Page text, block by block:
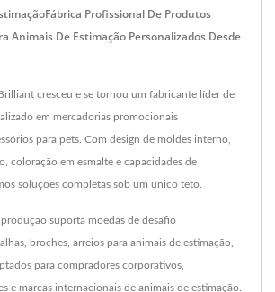
Profissional De Produtos
Animais De Estimação Personalizados Desde
cresceu e se tornou um fabricante líder de
em mercadorias promocionais
para pets. Com design de moldes interno,
coloração em esmalte e capacidades de
soluções completas sob um único teto.
suporta moedas de desafio
broches, arreios para animais de estimação,
para compradores corporativos,
e marcas internacionais de animais de estimação.